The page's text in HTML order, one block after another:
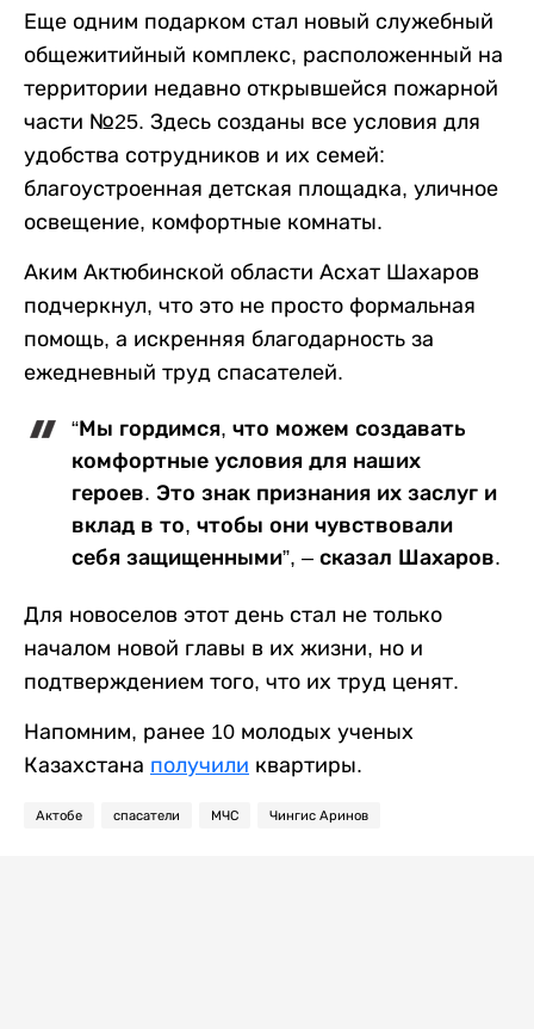
Еще одним подарком стал новый служебный
общежитийный комплекс, расположенный на
территории недавно открывшейся пожарной
части №25. Здесь созданы все условия для
удобства сотрудников и их семей:
благоустроенная детская площадка, уличное
освещение, комфортные комнаты.
Аким Актюбинской области Асхат Шахаров
подчеркнул, что это не просто формальная
помощь, а искренняя благодарность за
ежедневный труд спасателей.
“Мы гордимся, что можем создавать
комфортные условия для наших
героев. Это знак признания их заслуг и
вклад в то, чтобы они чувствовали
себя защищенными”, – сказал Шахаров.
Для новоселов этот день стал не только
началом новой главы в их жизни, но и
подтверждением того, что их труд ценят.
Напомним, ранее 10 молодых ученых
Казахстана получили квартиры.
Актобе спасатели МЧС Чингис Аринов